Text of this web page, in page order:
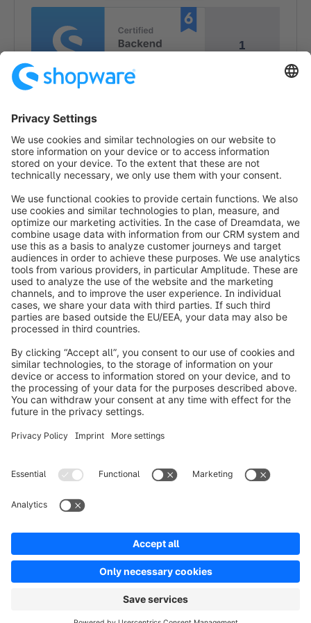
1
info@shopware.com
Over Shopware
Product
Oplossingen
Resources
Terms & ConditionsPrivacyLegal notice
Copyright © shopware AG - All rights reserved